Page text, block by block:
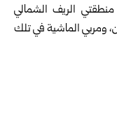
الريف الشمالي
ومربي ‏الماشية في تلك